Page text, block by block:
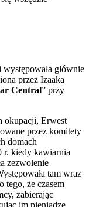
głównie
przez Izaaka
Central” przy
okupacji, Erwest
przez komitety
domach
r. kiedy kawiarnia
zezwolenie
tam wraz
tego, że czasem
zabierając
im pieniądze